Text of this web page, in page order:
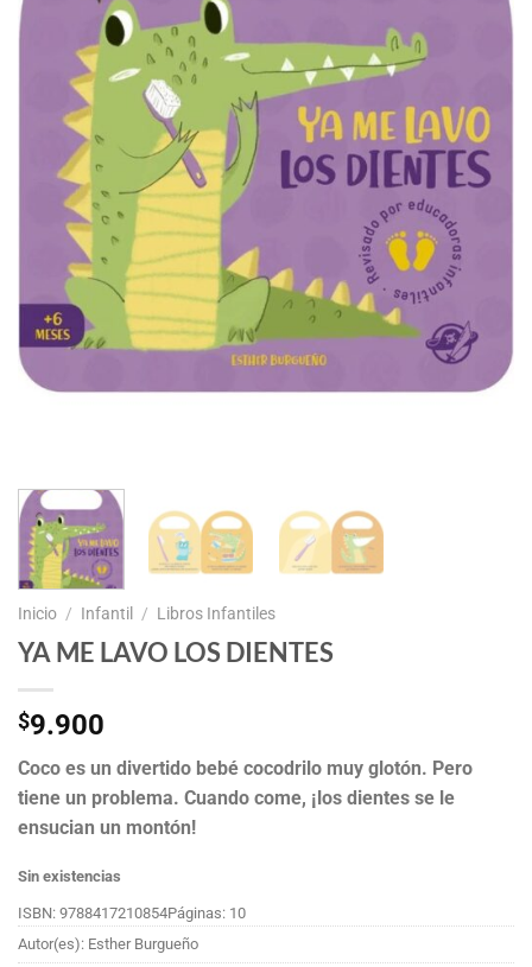
Inicio / Infantil / Libros Infantiles
YA ME LAVO LOS DIENTES
$9.900
Coco es un divertido bebé cocodrilo muy glotón. Pero
tiene un problema. Cuando come, ¡los dientes se le
ensucian un montón!
Sin existencias
ISBN: 9788417210854Páginas: 10
Autor(es): Esther Burgueño